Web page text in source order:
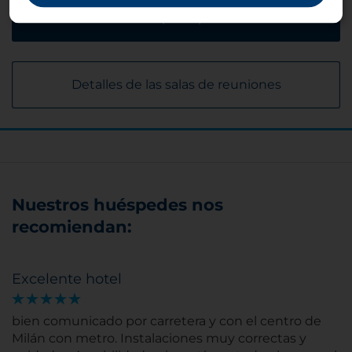
Detalles de las salas de reuniones
Nuestros huéspedes nos
recomiendan:
Excelente hotel
bien comunicado por carretera y con el centro de
Milán con metro. Instalaciones muy correctas y